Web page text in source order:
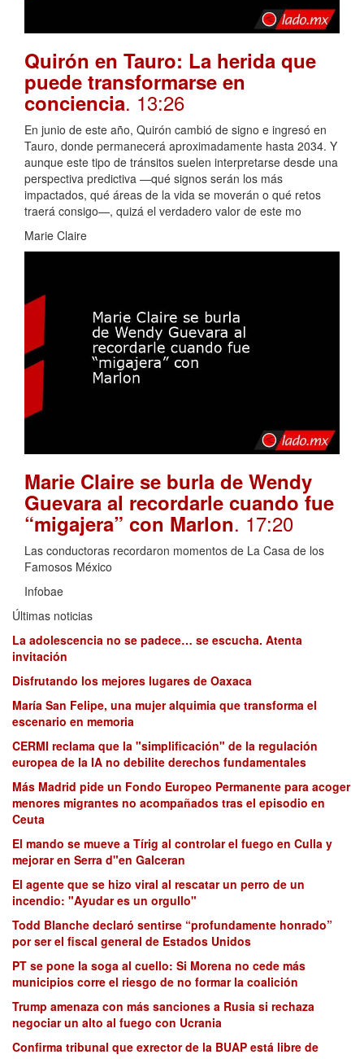
Quirón en Tauro: La herida que
puede transformarse en
conciencia. 13:26
En junio de este año, Quirón cambió de signo e ingresó en
Tauro, donde permanecerá aproximadamente hasta 2034. Y
aunque este tipo de tránsitos suelen interpretarse desde una
perspectiva predictiva —qué signos serán los más
impactados, qué áreas de la vida se moverán o qué retos
traerá consigo—, quizá el verdadero valor de este mo
Marie Claire
Marie Claire se burla de Wendy
Guevara al recordarle cuando fue
“migajera” con Marlon. 17:20
Las conductoras recordaron momentos de La Casa de los
Famosos México
Infobae
Últimas noticias
La adolescencia no se padece… se escucha. Atenta
invitación
Disfrutando los mejores lugares de Oaxaca
María San Felipe, una mujer alquimia que transforma el
escenario en memoria
CERMI reclama que la "simplificación" de la regulación
europea de la IA no debilite derechos fundamentales
Más Madrid pide un Fondo Europeo Permanente para acoger
menores migrantes no acompañados tras el episodio en
Ceuta
El mando se mueve a Tírig al controlar el fuego en Culla y
mejorar en Serra d"en Galceran
El agente que se hizo viral al rescatar un perro de un
incendio: "Ayudar es un orgullo"
Todd Blanche declaró sentirse “profundamente honrado”
por ser el fiscal general de Estados Unidos
PT se pone la soga al cuello: Si Morena no cede más
municipios corre el riesgo de no formar la coalición
Trump amenaza con más sanciones a Rusia si rechaza
negociar un alto al fuego con Ucrania
Confirma tribunal que exrector de la BUAP está libre de